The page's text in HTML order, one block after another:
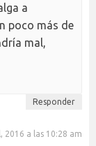
a
poco más de
mal,
Responder
2016 a las 10:28 am